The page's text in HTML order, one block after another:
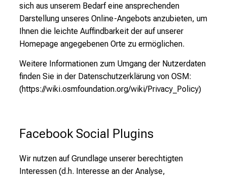
sich aus unserem Bedarf eine ansprechenden
Darstellung unseres Online-Angebots anzubieten, um
Ihnen die leichte Auffindbarkeit der auf unserer
Homepage angegebenen Orte zu ermöglichen.
Weitere Informationen zum Umgang der Nutzerdaten
finden Sie in der Datenschutzerklärung von OSM:
(https://wiki.osmfoundation.org/wiki/Privacy_Policy)
Facebook Social Plugins
Wir nutzen auf Grundlage unserer berechtigten
Interessen (d.h. Interesse an der Analyse,